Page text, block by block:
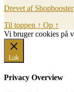
Drevet af Shopbooster
Til toppen ↑ Op ↑
Vi bruger cookies på
Luk
Privacy Overview